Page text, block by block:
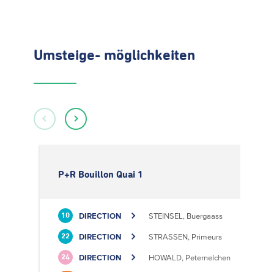
Umsteige- möglichkeiten
P+R Bouillon Quai 1
10 DIRECTION STEINSEL, Buergaass
22 DIRECTION STRASSEN, Primeurs
24 DIRECTION HOWALD, Peternelchen